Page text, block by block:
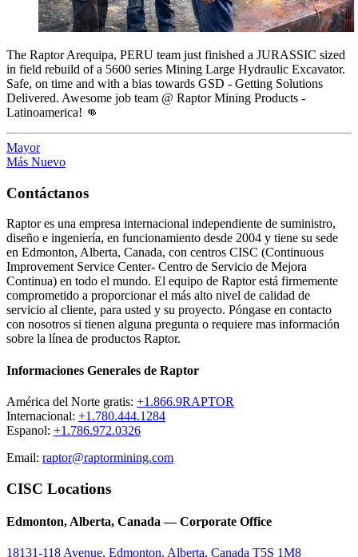
The Raptor Arequipa, PERU team just finished a JURASSIC sized
in field rebuild of a 5600 series Mining Large Hydraulic Excavator.
Safe, on time and with a bias towards GSD - Getting Solutions
Delivered. Awesome job team @ Raptor Mining Products -
Latinoamerica! 👊
Mayor
Más Nuevo
Contáctanos
Raptor es una empresa internacional independiente de suministro,
diseño e ingeniería, en funcionamiento desde 2004 y tiene su sede
en Edmonton, Alberta, Canada, con centros CISC (Continuous
Improvement Service Center- Centro de Servicio de Mejora
Continua) en todo el mundo. El equipo de Raptor está firmemente
comprometido a proporcionar el más alto nivel de calidad de
servicio al cliente, para usted y su proyecto. Póngase en contacto
con nosotros si tienen alguna pregunta o requiere mas información
sobre la línea de productos Raptor.
Informaciones Generales de Raptor
América del Norte gratis: +1.866.9RAPTOR
Internacional: +1.780.444.1284
Espanol: +1.786.972.0326
Email: raptor@raptormining.com
CISC Locations
Edmonton, Alberta, Canada — Corporate Office
18131-118 Avenue, Edmonton, Alberta, Canada T5S 1M8